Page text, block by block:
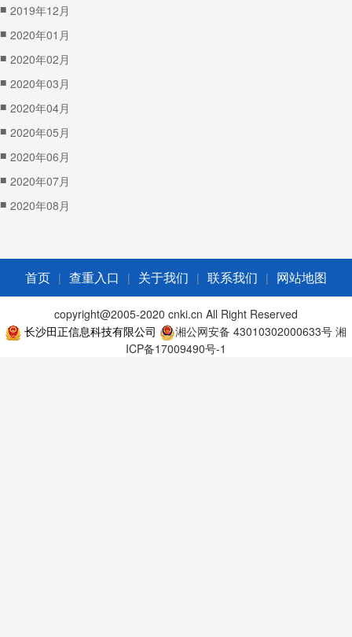
■ 2019年12月
■ 2020年01月
■ 2020年02月
■ 2020年03月
■ 2020年04月
■ 2020年05月
■ 2020年06月
■ 2020年07月
■ 2020年08月
首页 | 查重入口 | 关于我们 | 联系我们 | 网站地图
copyright@2005-2020 cnki.cn All Right Reserved
长沙田正信息科技有限公司
湘公网安备 43010302000633号 湘
ICP备17009490号-1